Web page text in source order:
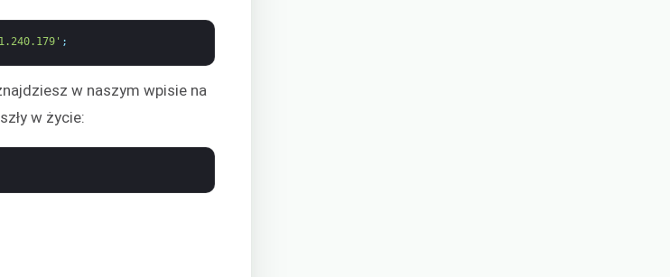
;
w naszym wpisie na
w życie: